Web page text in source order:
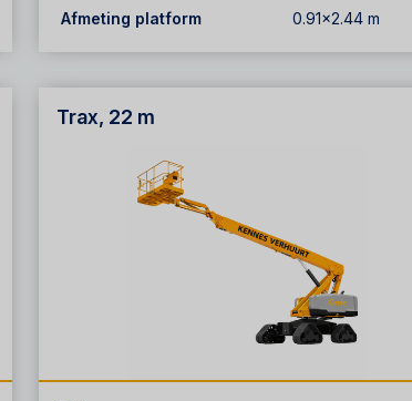
Afmeting platform
0.91x2.44 m
Trax, 22 m